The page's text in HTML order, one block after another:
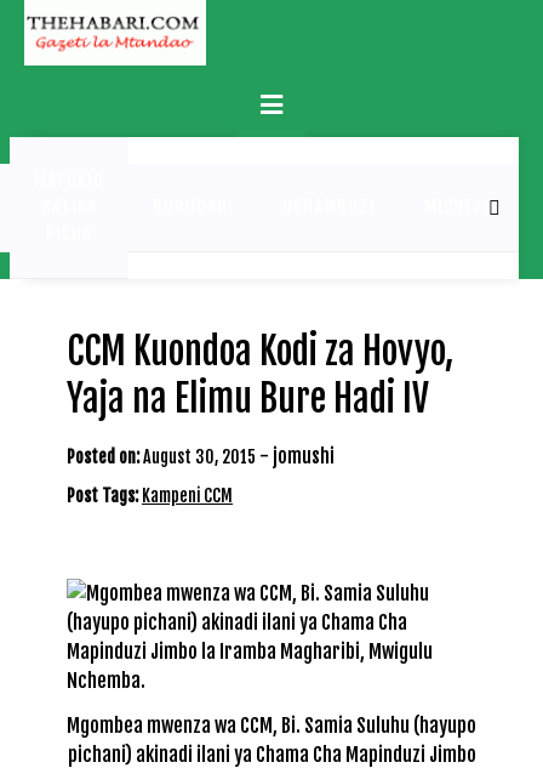
Skip
content
Primary
Menu
MICHEZO
CCM Kuondoa Kodi za Hovyo,
Yaja na Elimu Bure Hadi IV
Posted on:August 30, 2015 - jomushi
Post Tags: Kampeni CCM
Mgombea mwenza wa CCM, Bi. Samia Suluhu (hayupo
pichani) akinadi ilani ya Chama Cha Mapinduzi Jimbo